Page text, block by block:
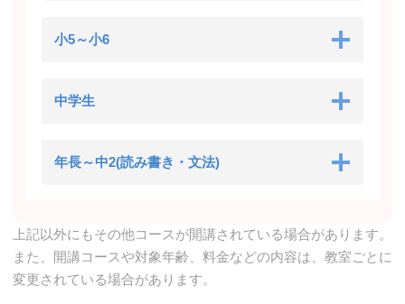
小5～小6
中学生
年長～中2(読み書き・文法)
上記以外にもその他コースが開講されている場合があります。
また、開講コースや対象年齢、料金などの内容は、教室ごとに
変更されている場合があります。